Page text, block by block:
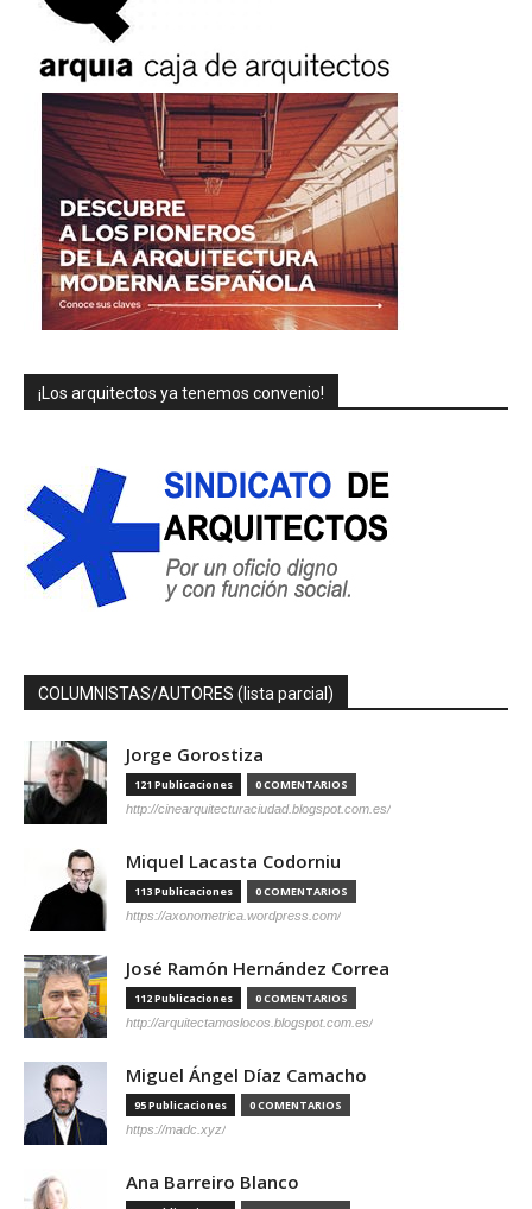
¡Los arquitectos ya tenemos convenio!
COLUMNISTAS/AUTORES (lista parcial)
Jorge Gorostiza
121 Publicaciones 0 COMENTARIOS
http://cinearquitecturaciudad.blogspot.com.es/
Miquel Lacasta Codorniu
113 Publicaciones 0 COMENTARIOS
https://axonometrica.wordpress.com/
José Ramón Hernández Correa
112 Publicaciones 0 COMENTARIOS
http://arquitectamoslocos.blogspot.com.es/
Miguel Ángel Díaz Camacho
95 Publicaciones 0 COMENTARIOS
https://madc.xyz/
Ana Barreiro Blanco